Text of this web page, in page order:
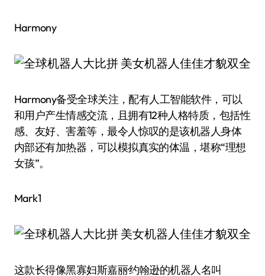
Harmony
Harmony备受全球关注，配有人工智能软件，可以
和用户产生情感交流，且拥有12种人格特质，包括性
感、友好、害羞等，最令人惊叹的是该机器人身体
内部还有加热器，可以模拟真实的体温，堪称“理想
女孩”。
Mark1
这款长得像黑寡妇斯嘉丽·约翰逊的机器人名叫